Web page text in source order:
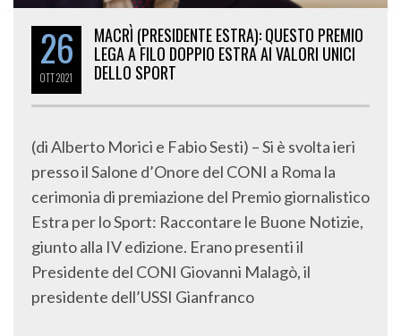
26
OTT2021
MACRÌ (PRESIDENTE ESTRA): QUESTO PREMIO
LEGA A FILO DOPPIO ESTRA AI VALORI UNICI
DELLO SPORT
(di Alberto Morici e Fabio Sesti) – Si è svolta ieri
presso il Salone d’Onore del CONI a Roma la
cerimonia di premiazione del Premio giornalistico
Estra per lo Sport: Raccontare le Buone Notizie,
giunto alla IV edizione. Erano presenti il
Presidente del CONI Giovanni Malagò, il
presidente dell’USSI Gianfranco